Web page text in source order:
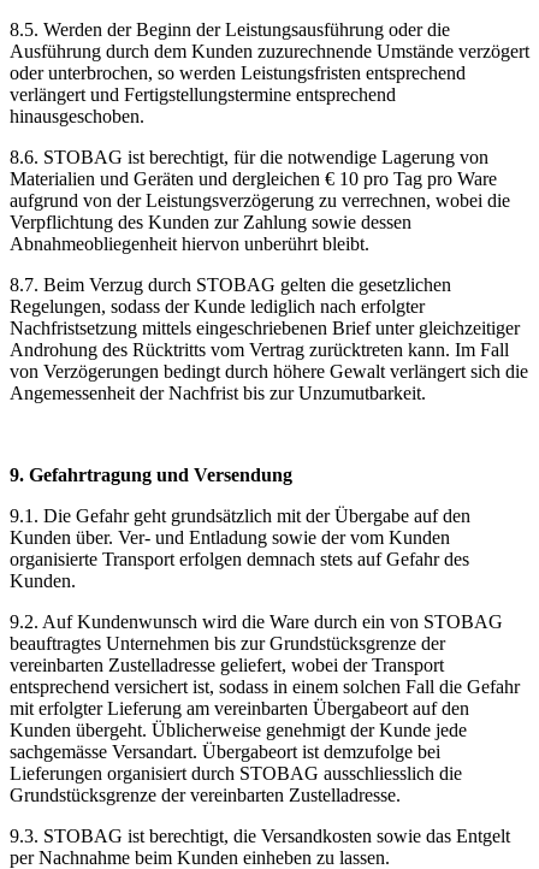
8.5. Werden der Beginn der Leistungsausführung oder die
Ausführung durch dem Kunden zuzurechnende Umstände verzögert
oder unterbrochen, so werden Leistungsfristen entsprechend
verlängert und Fertigstellungstermine entsprechend
hinausgeschoben.
8.6. STOBAG ist berechtigt, für die notwendige Lagerung von
Materialien und Geräten und dergleichen € 10 pro Tag pro Ware
aufgrund von der Leistungsverzögerung zu verrechnen, wobei die
Verpflichtung des Kunden zur Zahlung sowie dessen
Abnahmeobliegenheit hiervon unberührt bleibt.
8.7. Beim Verzug durch STOBAG gelten die gesetzlichen
Regelungen, sodass der Kunde lediglich nach erfolgter
Nachfristsetzung mittels eingeschriebenen Brief unter gleichzeitiger
Androhung des Rücktritts vom Vertrag zurücktreten kann. Im Fall
von Verzögerungen bedingt durch höhere Gewalt verlängert sich die
Angemessenheit der Nachfrist bis zur Unzumutbarkeit.
9. Gefahrtragung und Versendung
9.1. Die Gefahr geht grundsätzlich mit der Übergabe auf den
Kunden über. Ver- und Entladung sowie der vom Kunden
organisierte Transport erfolgen demnach stets auf Gefahr des
Kunden.
9.2. Auf Kundenwunsch wird die Ware durch ein von STOBAG
beauftragtes Unternehmen bis zur Grundstücksgrenze der
vereinbarten Zustelladresse geliefert, wobei der Transport
entsprechend versichert ist, sodass in einem solchen Fall die Gefahr
mit erfolgter Lieferung am vereinbarten Übergabeort auf den
Kunden übergeht. Üblicherweise genehmigt der Kunde jede
sachgemässe Versandart. Übergabeort ist demzufolge bei
Lieferungen organisiert durch STOBAG ausschliesslich die
Grundstücksgrenze der vereinbarten Zustelladresse.
9.3. STOBAG ist berechtigt, die Versandkosten sowie das Entgelt
per Nachnahme beim Kunden einheben zu lassen.